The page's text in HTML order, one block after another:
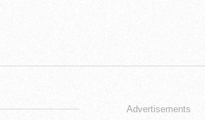
Advertisements